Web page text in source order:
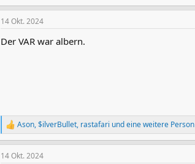
14 Okt. 2024
Der VAR war albern.
R
e
a
k
Ason,$ilverBullet, rastafari und eine weitere Person
14 Okt. 2024